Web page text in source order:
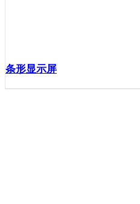
条形显示屏